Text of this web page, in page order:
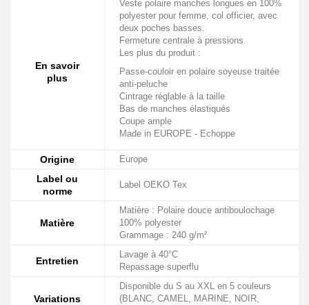
En savoir
plus
Veste polaire manches longues en 100%
polyester pour femme, col officier, avec
deux poches basses.
Fermeture centrale à pressions.
Les plus du produit :
Passe-couloir en polaire soyeuse traitée
anti-peluche
Cintrage réglable à la taille
Bas de manches élastiqués
Coupe ample
Made in EUROPE - Echoppe
Origine Europe
Label ou
norme
Label OEKO Tex
Matière
Matière : Polaire douce antiboulochage
100% polyester
Grammage : 240 g/m²
Entretien
Lavage à 40°C
Repassage superflu
Variations
Disponible du S au XXL en 5 couleurs
(BLANC, CAMEL, MARINE, NOIR,